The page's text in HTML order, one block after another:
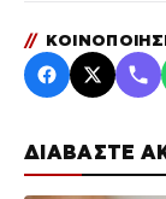
ΔΙΑΒΑΣΤΕ
//